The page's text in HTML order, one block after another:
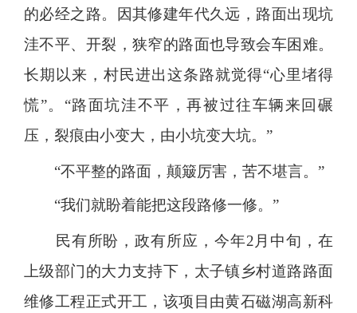
的必经之路。因其修建年代久远，路面出现坑
洼不平、开裂，狭窄的路面也导致会车困难。
长期以来，村民进出这条路就觉得“心里堵得
慌”。“路面坑洼不平，再被过往车辆来回碾
压，裂痕由小变大，由小坑变大坑。”
“不平整的路面，颠簸厉害，苦不堪言。 ”
“我们就盼着能把这段路修一修。 ”
民有所盼，政有所应，今年2月中旬，在
上级部门的大力支持下，太子镇乡村道路路面
维修工程正式开工，该项目由黄石磁湖高新科